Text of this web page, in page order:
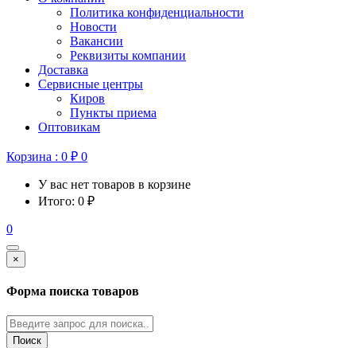
Политика конфиденциальности
Новости
Вакансии
Реквизиты компании
Доставка
Сервисные центры
Киров
Пункты приема
Оптовикам
Корзина : 0 ₽ 0
У вас нет товаров в корзине
Итого: 0 ₽
0
×
Форма поиска товаров
Поиск